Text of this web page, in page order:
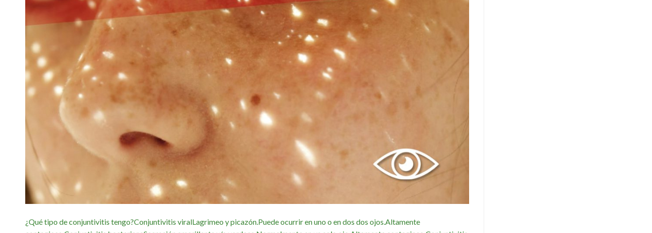
¿Qué tipo de conjuntivitis tengo?Conjuntivitis viralLagrimeo y picazón.Puede ocurrir en uno o en dos dos ojos.Altamente